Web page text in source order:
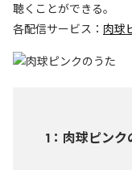
聴くことができる。
各配信サービス： 肉球
1 ： 肉球ピンク